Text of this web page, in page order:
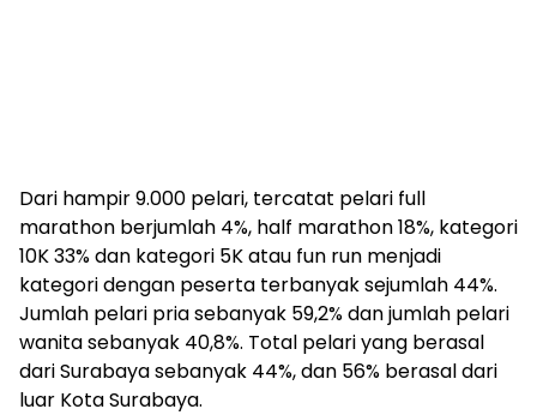
Dari hampir 9.000 pelari, tercatat pelari full
marathon berjumlah 4%, half marathon 18%, kategori
10K 33% dan kategori 5K atau fun run menjadi
kategori dengan peserta terbanyak sejumlah 44%.
Jumlah pelari pria sebanyak 59,2% dan jumlah pelari
wanita sebanyak 40,8%. Total pelari yang berasal
dari Surabaya sebanyak 44%, dan 56% berasal dari
luar Kota Surabaya.